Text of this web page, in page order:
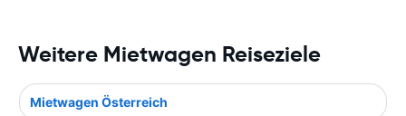
Weitere Mietwagen Reiseziele
Mietwagen Österreich